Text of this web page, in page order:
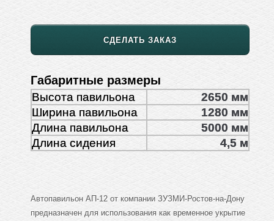
СДЕЛАТЬ ЗАКАЗ
Габаритные размеры
Высота павильона
2650 мм
Ширина павильона
1280 мм
Длина павильона
5000 мм
Длина сидения
4,5 м
Автопавильон АП-12 от компании ЗУЗМИ-Ростов-на-Дону
предназначен для использования как временное укрытие